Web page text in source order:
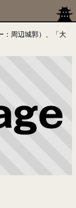
：周辺城郭）、「大